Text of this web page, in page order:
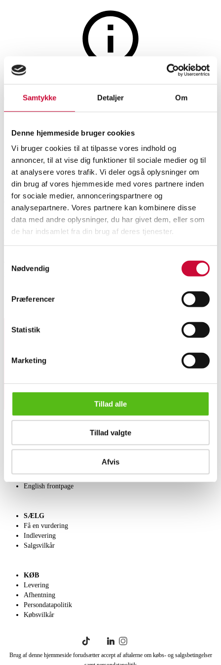
Samtykke Detaljer Om
Denne hjemmeside bruger cookies
Vi bruger cookies til at tilpasse vores indhold og
annoncer, til at vise dig funktioner til sociale medier og til
at analysere vores trafik. Vi deler også oplysninger om
din brug af vores hjemmeside med vores partnere inden
for sociale medier, annonceringspartnere og
analysepartnere. Vores partnere kan kombinere disse
data med andre oplysninger, du har givet dem, eller som
de har indsamlet fra din brug af deres tjenester.
Nødvendig
Præferencer
Statistik
Marketing
Tillad alle
Tillad valgte
Afvis
Spiseborde, spisestuemøbler
Thomas Alken for FDB Møbler.
C204-X - Sort/Ask
SHOWROOM
Roskilde
VURDERING
DKK 1.300
VARENUMMER
6497039
Nyproduceret vare Momsvare
Beskrivelse
Thomas Alken for FDB Møbler. Spisebord / Kantinebord. Model. C204-X.
Bordplade med gråt laminat samt ben/stel af massivt bemalet asketræ. Mål.
OM OS
Velgørenhed
English frontpage
SÆLG
Få en vurdering
Indlevering
Salgsvilkår
KØB
Levering
Afhentning
Persondatapolitik
Købsvilkår
Brug af denne hjemmeside forudsætter accept af aftalerne om købs- og salgsbetingelser